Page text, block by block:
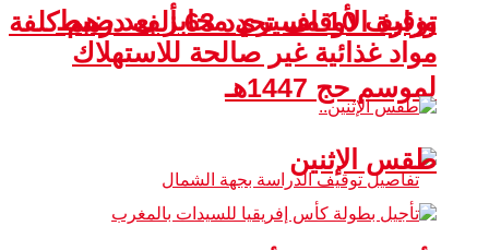
وزارة الأوقاف تحدد 63 ألف درهم كلفة
لموسم حج 1447هـ
توقيف 10 مسيري مخابز بعد ضبط
مواد غذائية غير صالحة للاستهلاك
طقس الإثنين